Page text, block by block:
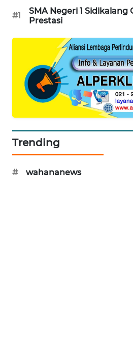
#1
SMA Negeri 1 Sidikalang
Prestasi
Trending
# wahananews
PLN
WATCH
LPKKI
LKKI
PORTAL